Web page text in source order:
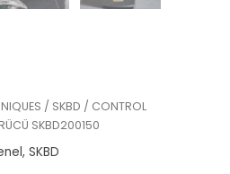
/ SKBD / CONTROL
SKBD200150
, SKBD